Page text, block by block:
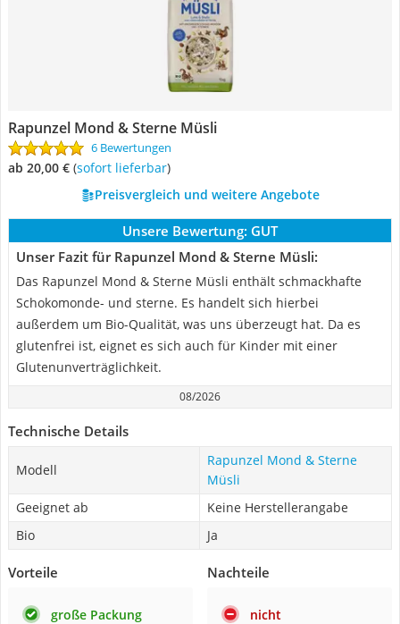
Rapunzel Mond & Sterne Müsli
6 Bewertungen
ab 20,00 € ( Sofort lieferbar)
Preisvergleich und weitere Angebote
Unsere Bewertung: GUT
Unser Fazit für Rapunzel Mond & Sterne Müsli:
Das Rapunzel Mond & Sterne Müsli enthält schmackhafte
Schokomonde- und sterne. Es handelt sich hierbei
außerdem um Bio-Qualität, was uns überzeugt hat. Da es
glutenfrei ist, eignet es sich auch für Kinder mit einer
Glutenunverträglichkeit.
08/2026
Technische Details
Modell
Rapunzel Mond & Sterne
Müsli
Geeignet ab
Keine Herstellerangabe
Bio
Ja
Vorteile
große Packung
Nachteile
nicht